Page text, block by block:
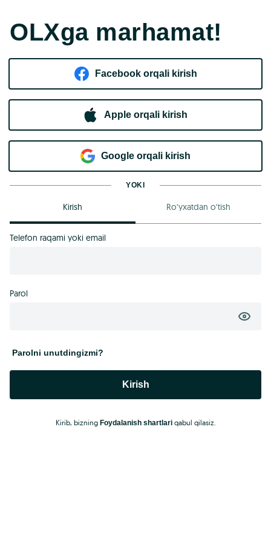
OLXga marhamat!
Facebook orqali kirish​
Apple orqali kirish
Goo​g​le orqali kirish
YOKI
Kirish Ro‘yxatdan o‘tish
Telefon raqami yoki email
Parol
Parolni unutdingizmi?
Kirish
Kirib, bizning Foydalanish shartlariqabul qilasiz.